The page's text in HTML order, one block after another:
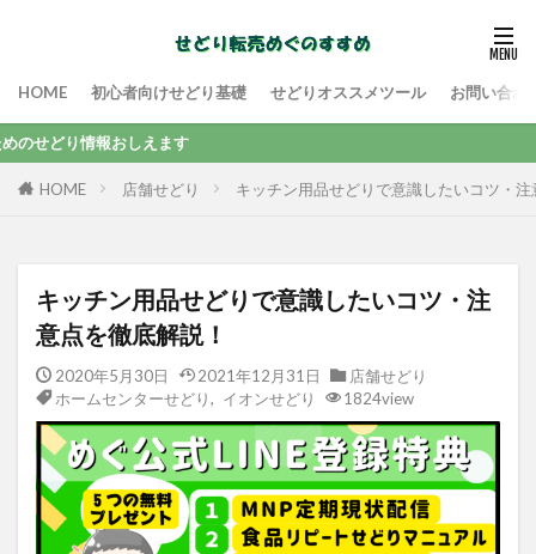
HOME 初心者向けせどり基礎 せどりオススメツール お問い合わ
おしえます
HOME 店舗せどり キッチン用品せどりで意識したいコツ・
キッチン用品せどりで意識したいコツ・注
意点を徹底解説！
2020年5月30日 2021年12月31日
店舗せどり
ホームセンターせどり
イオンせどり 1824view